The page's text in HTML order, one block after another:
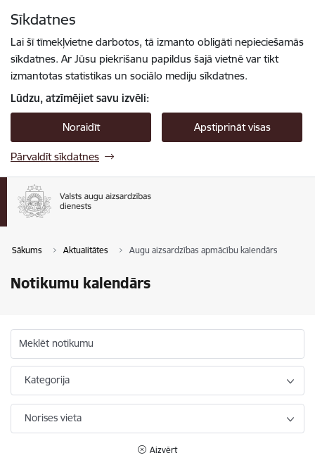
Sīkdatnes
Lai šī tīmekļvietne darbotos, tā izmanto obligāti nepieciešamās
sīkdatnes. Ar Jūsu piekrišanu papildus šajā vietnē var tikt
izmantotas statistikas un sociālo mediju sīkdatnes.
Lūdzu, atzīmējiet savu izvēli:
Noraidīt Apstiprināt visas
Pārvaldīt sīkdatnes
Sākums Aktualitātes Augu aizsardzības apmācību kalendārs
Notikumu kalendārs
Meklēt notikumu
Kategorija
Norises vieta
Aizvērt